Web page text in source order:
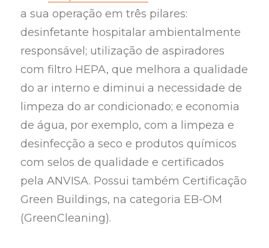
a sua operação em três pilares:
desinfetante hospitalar ambientalmente
responsável; utilização de aspiradores
com filtro HEPA, que melhora a qualidade
do ar interno e diminui a necessidade de
limpeza do ar condicionado; e economia
de água, por exemplo, com a limpeza e
desinfecção a seco e produtos químicos
com selos de qualidade e certificados
pela ANVISA. Possui também Certificação
Green Buildings, na categoria EB-OM
(GreenCleaning).